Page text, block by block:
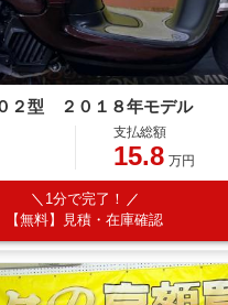
２型 ２０１８年モデル
支払総額
15.8 万円
1分で完了！
【無料】見積・在庫確認